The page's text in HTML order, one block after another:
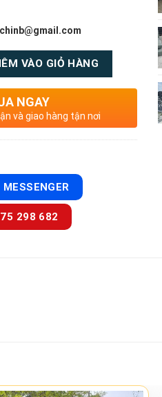
VÀO GIỎ HÀNG
NGAY
và giao hàng tận nơi
MESSENGER
298 682